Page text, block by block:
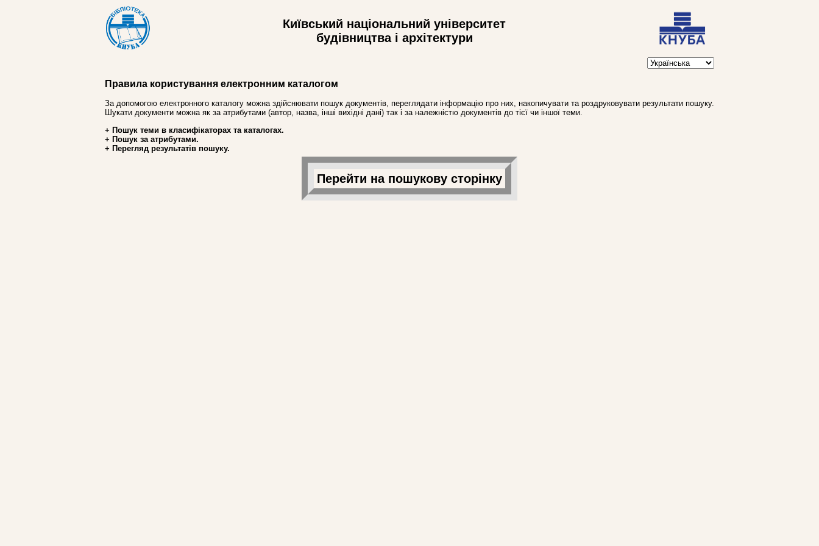
Київський національний університет
будівництва і архітектури
Правила користування електронним каталогом
За допомогою електронного каталогу можна здійснювати пошук документів, переглядати інформацію про них, накопичувати та роздруковувати результати пошуку.
Шукати документи можна як за атрибутами (автор, назва, інші вихідні дані) так і за належністю документів до тієї чи іншої теми.
+ Пошук теми в класифікаторах та каталогах.
+ Пошук за атрибутами.
+ Перегляд результатів пошуку.
Перейти на пошукову сторінку